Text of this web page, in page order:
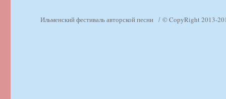
Ильменский фестиваль авторской песни © CopyRight 2013-